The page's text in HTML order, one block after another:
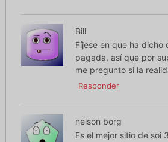
Bill
Fíjese en que ha dicho
pagada, así que por
me pregunto si la
Responder
nelson borg
Es el mejor sitio de soi